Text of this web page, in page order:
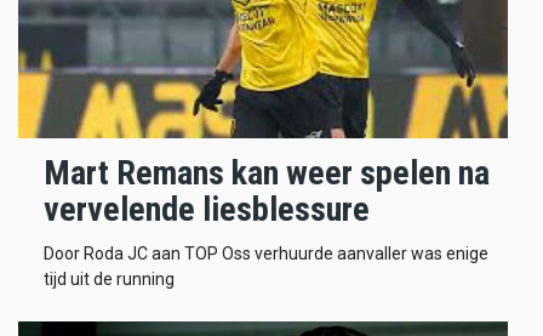
Mart Remans kan weer spelen na
vervelende liesblessure
Door Roda JC aan TOP Oss verhuurde aanvaller was enige
tijd uit de running